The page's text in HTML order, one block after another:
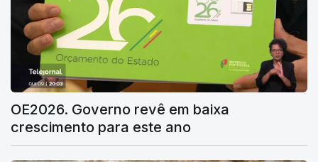
OE2026. Governo revê em baixa
crescimento para este ano